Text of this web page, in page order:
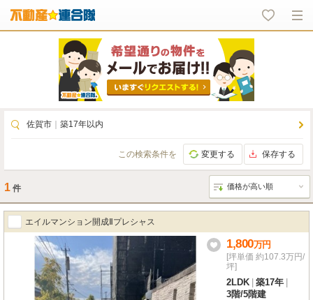
佐賀市 築17年以内
この検索条件を 変更する 保存する
1 件
エイルマンション開成Ⅱプレシャス
1,800万円
[坪単価 約107.3万円/
坪]
2LDK 築17年
3階/5階建